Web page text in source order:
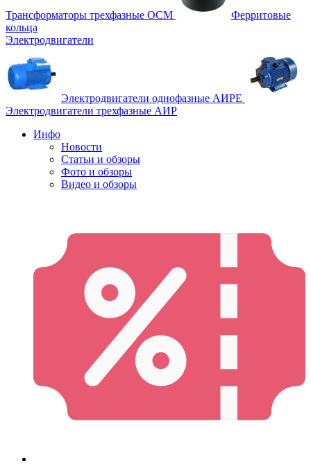
Трансформаторы трехфазные ОСМ
Ферритовые
кольца
Электродвигатели
Электродвигатели однофазные АИРЕ
Электродвигатели трехфазные АИР
Инфо
Новости
Статьи и обзоры
Фото и обзоры
Видео и обзоры